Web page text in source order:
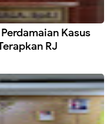
Kasus
RJ